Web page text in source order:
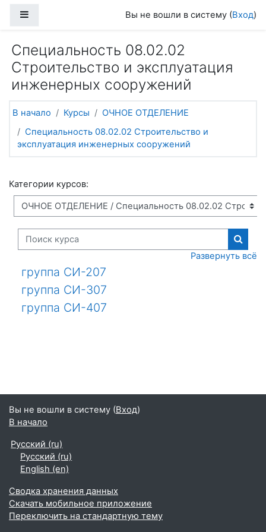
Вы не вошли в систему (Вход)
Специальность 08.02.02
Строительство и эксплуатация
инженерных сооружений
В начало Курсы
ОЧНОЕ ОТДЕЛЕНИЕ
Специальность 08.02.02 Строительство и
эксплуатация инженерных сооружений
Категории курсов:
Поиск курса
Поиск
Развернуть всё
группа СИ-207
группа СИ-307
группа СИ-407
Вы не вошли в систему (Вход)
В начало
Русский ‎(ru)‎
Русский ‎(ru)‎
English ‎(en)‎
Сводка хранения данных
Скачать мобильное приложение
Переключить на стандартную тему